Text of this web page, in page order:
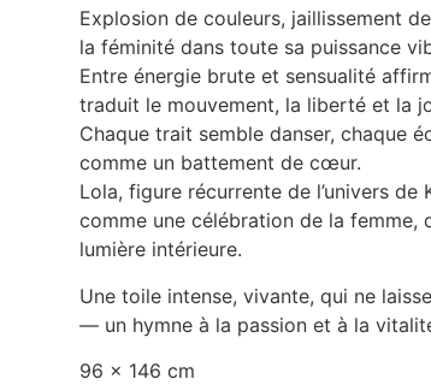
Explosion de couleurs, jaillissement
la féminité dans toute sa puissance
Entre énergie brute et sensualité
traduit le mouvement, la liberté et la
Chaque trait semble danser, chaque
comme un battement de cœur.
Lola, figure récurrente de l’univers de
comme une célébration de la femme,
lumière intérieure.
Une toile intense, vivante, qui ne
— un hymne à la passion et à la
96 x 146 cm